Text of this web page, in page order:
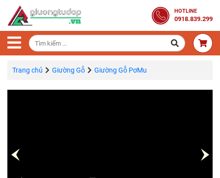
HOTLINE
0918.839.299
Trang
Chủ
Combo
Phòng
Ngủ
Trang chủ Giường Gỗ Giường Gỗ PơMu